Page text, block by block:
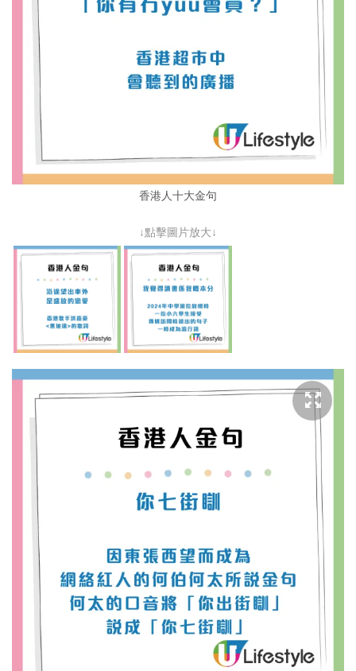
香港人十大金句
↓點擊圖片放大↓